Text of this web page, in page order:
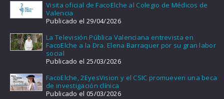
Visita oficial de FacoElche al Colegio de Médicos de
Valencia
Publicado el 29/04/2026
La Televisión Pública Valenciana entrevista en
FacoElche a la Dra. Elena Barraquer por su gran labor
social
Publicado el 25/03/2026
FacoElche, 2EyesVision y el CSIC promueven una beca
de investigación clínica
Publicado el 05/03/2026